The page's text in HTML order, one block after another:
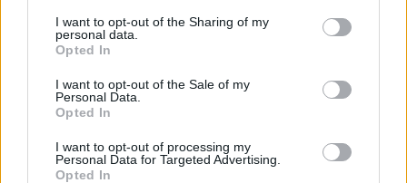
I want to opt-out of the Sharing of my
personal data.
Opted In
I want to opt-out of the Sale of my
Personal Data.
Opted In
I want to opt-out of processing my
Personal Data for Targeted Advertising.
Opted In